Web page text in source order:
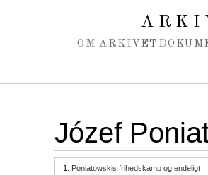
OM ARKIVET
Józef
1. Poniatowskis frihedskamp og endeligt